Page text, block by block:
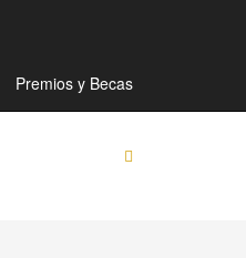
Premios y Becas
Preguntas Frecuentes